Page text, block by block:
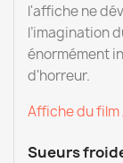
l'affiche ne
l’imagination
énormément
d'horreur.
Affiche du film
Sueurs